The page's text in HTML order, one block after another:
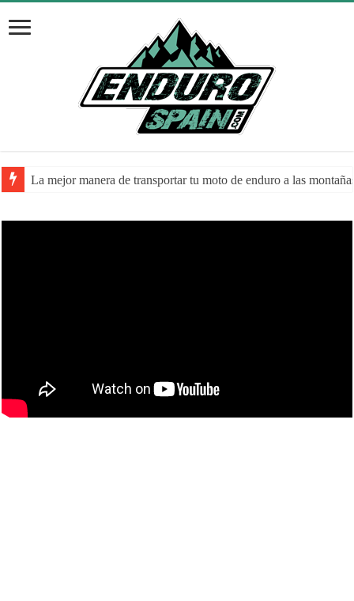
La mejor manera de transportar tu moto de enduro a las